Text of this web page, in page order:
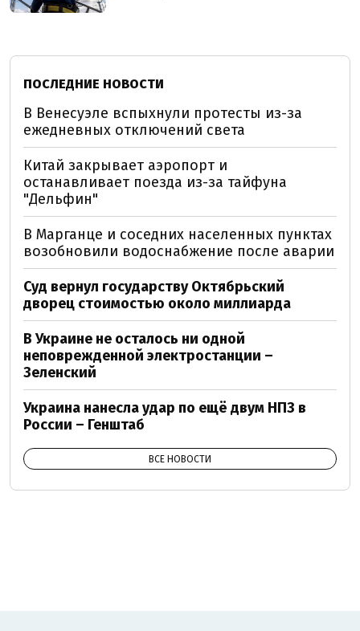
ПОСЛЕДНИЕ НОВОСТИ
В Венесуэле вспыхнули протесты из-за
ежедневных отключений света
Китай закрывает аэропорт и
останавливает поезда из-за тайфуна
"Дельфин"
В Марганце и соседних населенных пунктах
возобновили водоснабжение после аварии
Суд вернул государству Октябрьский
дворец стоимостью около миллиарда
В Украине не осталось ни одной
неповрежденной электростанции –
Зеленский
Украина нанесла удар по ещё двум НПЗ в
России – Генштаб
ВСЕ НОВОСТИ